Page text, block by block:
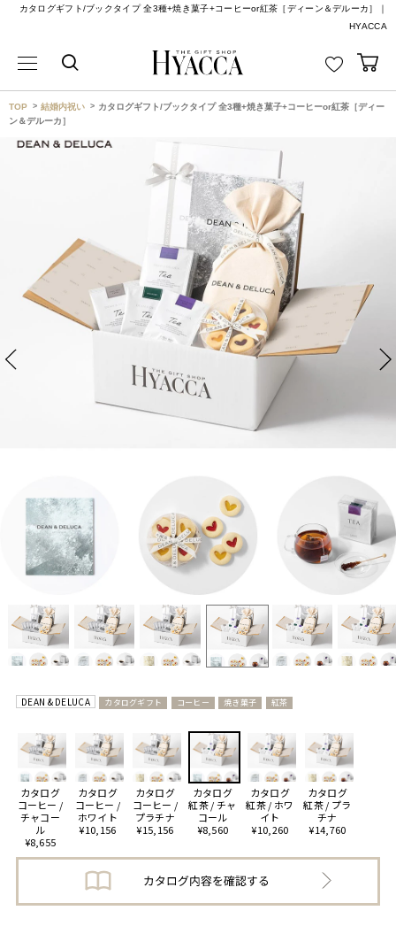
カタログギフト/ブックタイプ 全3種+焼き菓子+コーヒーor紅茶［ディーン＆デルーカ］｜
HYACCA
TOP 結婚内祝い
カタログギフト/ブックタイプ 全3種+焼き菓子+コーヒーor紅茶［ディー
ン＆デルーカ］
DEAN & DELUCA カタログギフト コーヒー 焼き菓子 紅茶
カタログ
コーヒー /
チャコー
ル
¥8,655
カタログ
コーヒー /
ホワイト
¥10,156
カタログ
コーヒー /
プラチナ
¥15,156
カタログ
紅茶 / チャ
コール
¥8,560
カタログ
紅茶 / ホワ
イト
¥10,260
カタログ
紅茶 / プラ
チナ
¥14,760